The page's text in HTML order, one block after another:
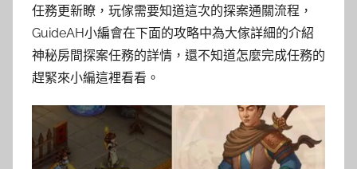
任務更新瞭，玩傢需要知道這次的探案通關流程，
GuideAH小編會在下面的攻略中為大傢詳細的介紹
神秘房間探案任務的詳情，還不知道怎麼完成任務的
趕緊來小編這裡看看。